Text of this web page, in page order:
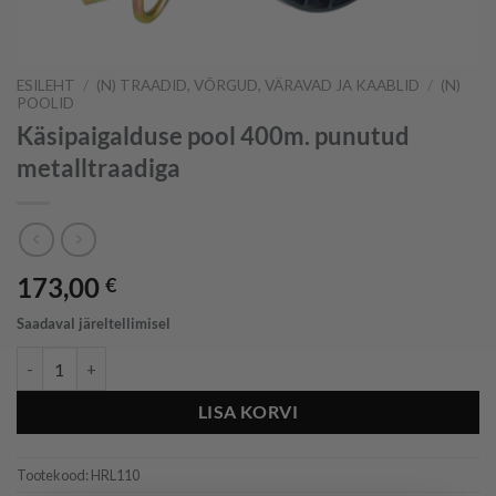
ESILEHT / (N) TRAADID, VÕRGUD, VÄRAVAD JA KAABLID / (N)
POOLID
Käsipaigalduse pool 400m. punutud
metalltraadiga
173,00 €
Saadaval järeltellimisel
LISA KORVI
Tootekood: HRL110